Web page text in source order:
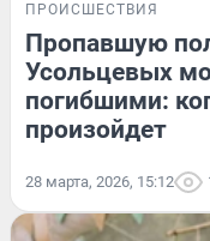
ПРОИСШЕСТВИЯ
Пропавшую
Усольцевых
погибшими:
произойдет
28 марта, 2026, 15:12